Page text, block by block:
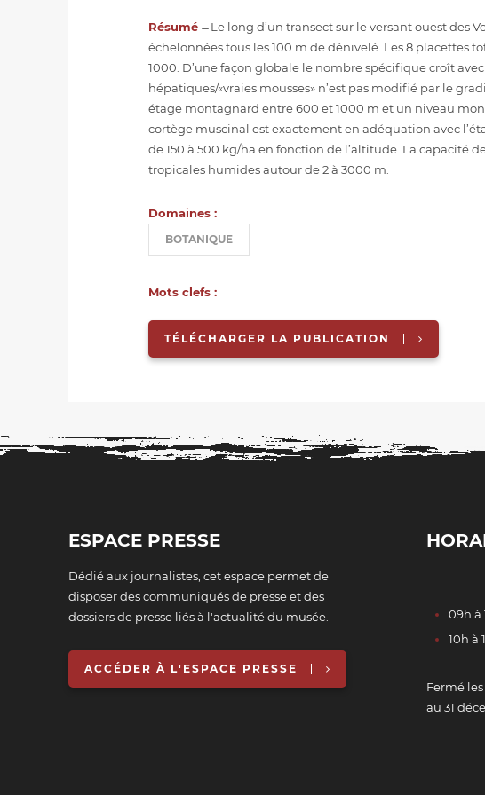
Résumé Le long d’un transect sur le versant ouest des
échelonnées tous les 100 m de dénivelé. Les 8 placettes
1000. D’une façon globale le nombre spécifique croît
hépatiques/«vraies mousses» n’est pas modifié par le
étage montagnard entre 600 et 1000 m et un niveau
cortège muscinal est exactement en adéquation avec
de 150 à 500 kg/ha en fonction de l’altitude. La capacité
tropicales humides autour de 2 à 3000 m.
Domaines :
BOTANIQUE
Mots clefs :
TÉLÉCHARGER LA PUBLICATION
ESPACE PRESSE
Dédié aux journalistes, cet espace permet de
disposer des communiqués de presse et des
dossiers de presse liés à l'actualité du musée.
ACCÉDER À L'ESPACE PRESSE
09h à
10h à
Fermé
au 31